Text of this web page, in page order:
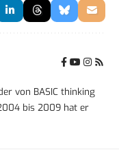
von BASIC thinking
bis 2009 hat er